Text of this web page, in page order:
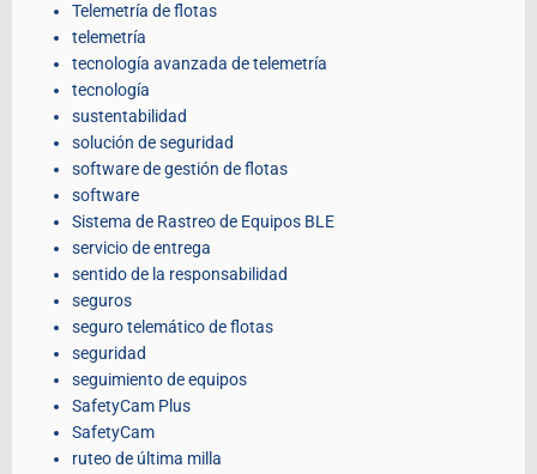
Telemetría de flotas
telemetría
tecnología avanzada de telemetría
tecnología
sustentabilidad
solución de seguridad
software de gestión de flotas
software
Sistema de Rastreo de Equipos BLE
servicio de entrega
sentido de la responsabilidad
seguros
seguro telemático de flotas
seguridad
seguimiento de equipos
SafetyCam Plus
SafetyCam
ruteo de última milla